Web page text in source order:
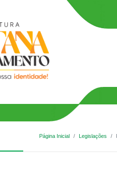
Página Inicial Legislações